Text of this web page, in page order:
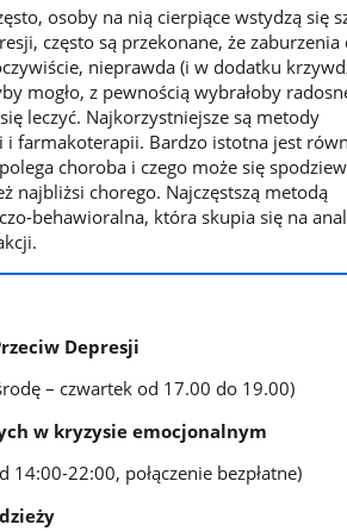
osoby na nią cierpiące wstydzą się
często są przekonane, że
nieprawda (i w dodatku
mogło, z pewnością wybrałoby
leczyć. Najkorzystniejsze są metody
i farmakoterapii. Bardzo istotna jest
choroba i czego może się
najbliżsi chorego. Najczęstszą metodą
behawioralna, która skupia się na
Depresji
– czwartek od 17.00 do 19.00)
w kryzysie emocjonalnym
14:00-22:00, połączenie bezpłatne)